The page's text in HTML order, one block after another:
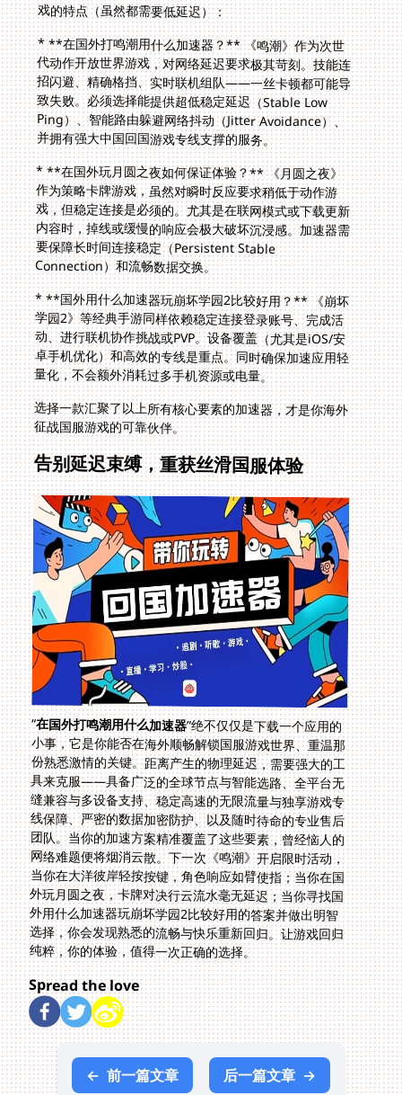
戏的特点（虽然都需要低延迟）：
* **在国外打鸣潮用什么加速器？** 《鸣潮》作为次世
代动作开放世界游戏，对网络延迟要求极其苛刻。技能连
招闪避、精确格挡、实时联机组队——一丝卡顿都可能导
致失败。必须选择能提供超低稳定延迟（Stable Low
Ping）、智能路由躲避网络抖动（Jitter Avoidance）、
并拥有强大中国回国游戏专线支撑的服务。
* **在国外玩月圆之夜如何保证体验？** 《月圆之夜》
作为策略卡牌游戏，虽然对瞬时反应要求稍低于动作游
戏，但稳定连接是必须的。尤其是在联网模式或下载更新
内容时，掉线或缓慢的响应会极大破坏沉浸感。加速器需
要保障长时间连接稳定（Persistent Stable
Connection）和流畅数据交换。
* **国外用什么加速器玩崩坏学园2比较好用？** 《崩坏
学园2》等经典手游同样依赖稳定连接登录账号、完成活
动、进行联机协作挑战或PVP。设备覆盖（尤其是iOS/安
卓手机优化）和高效的专线是重点。同时确保加速应用轻
量化，不会额外消耗过多手机资源或电量。
选择一款汇聚了以上所有核心要素的加速器，才是你海外
征战国服游戏的可靠伙伴。
告别延迟束缚，重获丝滑国服体验
“在国外打鸣潮用什么加速器”绝不仅仅是下载一个应用的
小事，它是你能否在海外顺畅解锁国服游戏世界、重温那
份熟悉激情的关键。距离产生的物理延迟，需要强大的工
具来克服——具备广泛的全球节点与智能选路、全平台无
缝兼容与多设备支持、稳定高速的无限流量与独享游戏专
线保障、严密的数据加密防护、以及随时待命的专业售后
团队。当你的加速方案精准覆盖了这些要素，曾经恼人的
网络难题便将烟消云散。下一次《鸣潮》开启限时活动，
当你在大洋彼岸轻按按键，角色响应如臂使指；当你在国
外玩月圆之夜，卡牌对决行云流水毫无延迟；当你寻找国
外用什么加速器玩崩坏学园2比较好用的答案并做出明智
选择，你会发现熟悉的流畅与快乐重新回归。让游戏回归
纯粹，你的体验，值得一次正确的选择。
Spread the love
← 前一篇文章 后一篇文章 →